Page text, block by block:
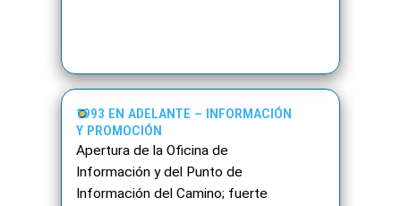
1993 EN ADELANTE – INFORMACIÓN
Y PROMOCIÓN
Apertura de la Oficina de
Información y del Punto de
Información del Camino; fuerte